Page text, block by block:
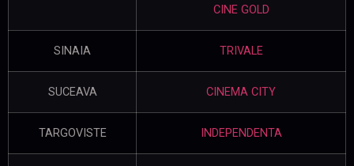
CINE GOLD
SINAIA TRIVALE
SUCEAVA CINEMA CITY
TARGOVISTE INDEPENDENTA